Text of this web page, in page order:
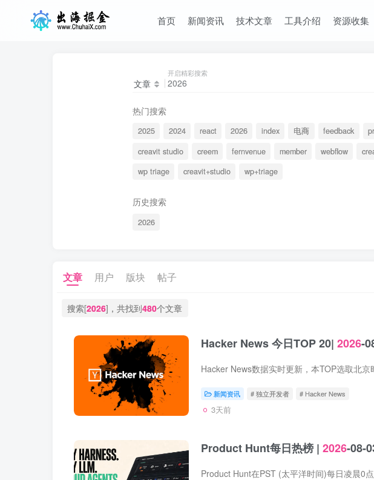
首页 新闻资讯 技术文章 工具介绍 资源收集
文章
开启精彩搜索
热门搜索
2025 2024 react 2026 index 电商 feedback
creavit studio
creem fernvenue member webflow
wp triage
creavit+studio wp+triage
历史搜索
2026
文章 用户 版块 帖子
搜索[2026]，共找到480个文章
Hacker News 今日TOP 20| 2026-
Hacker News数据实时更新，本TOP选取北京
新闻资讯 # 独立开发者 # Hacker News
3天前
Product Hunt每日热榜 | 2026-08-
Product Hunt在PST (太平洋时间)每日凌晨0